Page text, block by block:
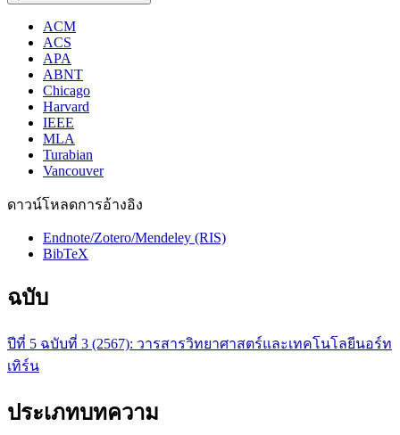
ACM
ACS
APA
ABNT
Chicago
Harvard
IEEE
MLA
Turabian
Vancouver
ดาวน์โหลดการอ้างอิง
Endnote/Zotero/Mendeley (RIS)
BibTeX
ฉบับ
ปีที่ 5 ฉบับที่ 3 (2567): วารสารวิทยาศาสตร์และเทคโนโลยีนอร์ท
เทิร์น
ประเภทบทความ